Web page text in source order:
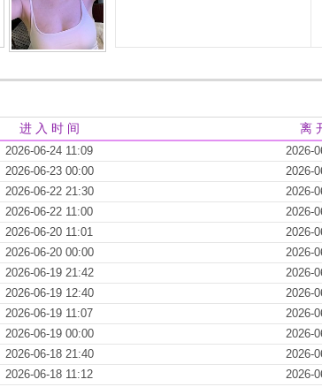
进 入 时 间 离
2026-06-24 11:09 2026-
2026-06-23 00:00 2026-
2026-06-22 21:30 2026-
2026-06-22 11:00 2026-
2026-06-20 11:01 2026-
2026-06-20 00:00 2026-
2026-06-19 21:42 2026-
2026-06-19 12:40 2026-
2026-06-19 11:07 2026-
2026-06-19 00:00 2026-
2026-06-18 21:40 2026-
2026-06-18 11:12 2026-